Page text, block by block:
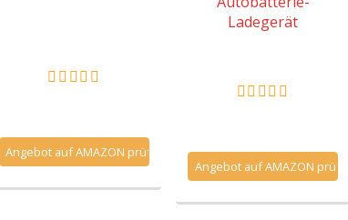
Angebot auf AMAZON prüfen
Angebot auf AMAZON prüfen